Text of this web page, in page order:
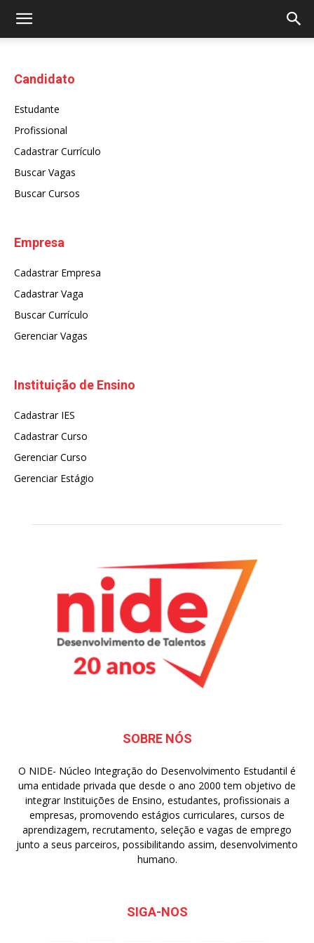
Candidato
Estudante
Profissional
Cadastrar Currículo
Buscar Vagas
Buscar Cursos
Empresa
Cadastrar Empresa
Cadastrar Vaga
Buscar Currículo
Gerenciar Vagas
Instituição de Ensino
Cadastrar IES
Cadastrar Curso
Gerenciar Curso
Gerenciar Estágio
SOBRE NÓS
O NIDE- Núcleo Integração do Desenvolvimento Estudantil é
uma entidade privada que desde o ano 2000 tem objetivo de
integrar Instituições de Ensino, estudantes, profissionais a
empresas, promovendo estágios curriculares, cursos de
aprendizagem, recrutamento, seleção e vagas de emprego
junto a seus parceiros, possibilitando assim, desenvolvimento
humano.
SIGA-NOS